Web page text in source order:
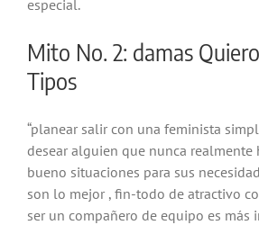
especial.
Mito No. 2: damas
Tipos
“planear salir con una feminista
desear alguien que nunca realmente
bueno situaciones para sus
son lo mejor , fin-todo de atractivo
ser un compañero de equipo es más